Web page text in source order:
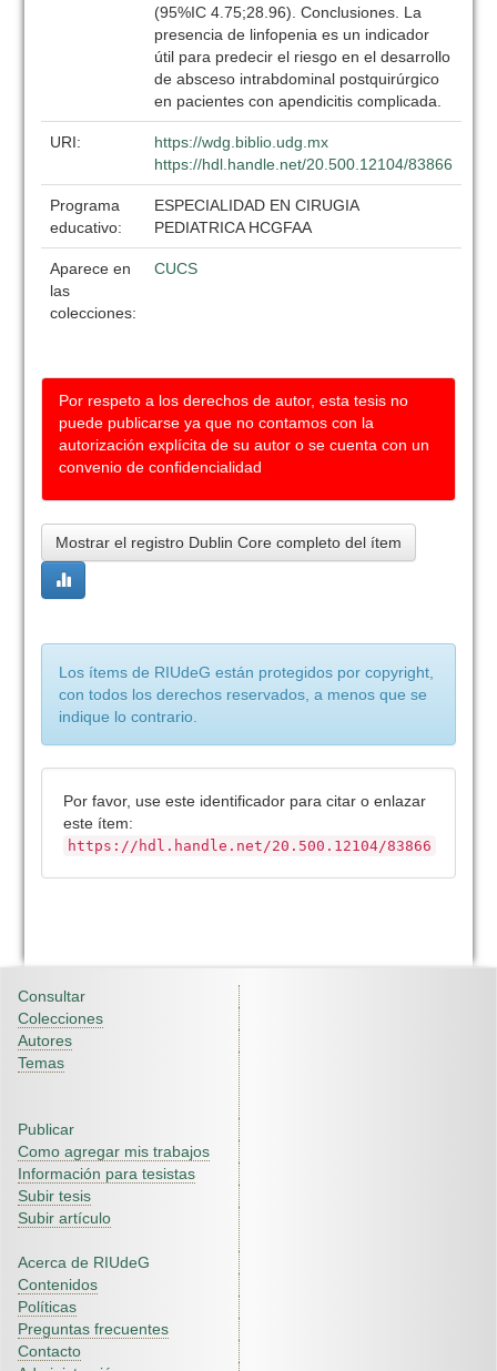
(95%IC 4.75;28.96). Conclusiones. La
presencia de linfopenia es un indicador
útil para predecir el riesgo en el desarrollo
de absceso intrabdominal postquirúrgico
en pacientes con apendicitis complicada.
URI:
https://wdg.biblio.udg.mx
https://hdl.handle.net/20.500.12104/83866
Programa
educativo:
ESPECIALIDAD EN CIRUGIA
PEDIATRICA HCGFAA
Aparece en
las
colecciones:
CUCS
Por respeto a los derechos de autor, esta tesis no
puede publicarse ya que no contamos con la
autorización explícita de su autor o se cuenta con un
convenio de confidencialidad
Mostrar el registro Dublin Core completo del ítem
Los ítems de RIUdeG están protegidos por copyright,
con todos los derechos reservados, a menos que se
indique lo contrario.
Por favor, use este identificador para citar o enlazar
este ítem:
https://hdl.handle.net/20.500.12104/83866
Consultar
Colecciones
Autores
Temas
Publicar
Como agregar mis trabajos
Información para tesistas
Subir tesis
Subir artículo
Acerca de RIUdeG
Contenidos
Políticas
Preguntas frecuentes
Contacto